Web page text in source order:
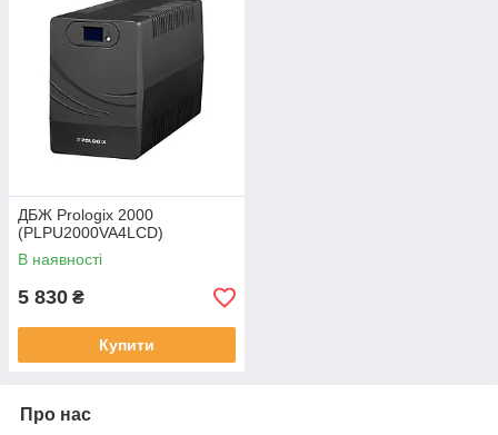
ДБЖ Prologix 2000
(PLPU2000VA4LCD)
В наявності
5 830 ₴
Купити
Про нас